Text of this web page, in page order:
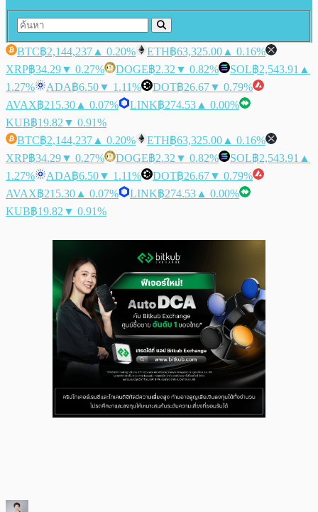
BTC฿2,144,237 ▲ 0.20% ETH฿63,325.00 ▲ 0.16%
XRP฿34.29▼ 0.27% DOGE฿2.32 ▼ 0.82% SOL฿2,543.91 ▲
1.27%
ADA฿6.50▼ 1.11% DOT฿26.67▼ 0.79%
AVAX฿215.30 ▲ 0.07% LINK฿274.53 ▲ 0.00%
KUB฿19.82 ▼ 0.91%
BTC฿2,144,237 ▲ 0.20% ETH฿63,325.00 ▲ 0.16%
XRP฿34.29▼ 0.27% DOGE฿2.32 ▼ 0.82% SOL฿2,543.91 ▲
1.27%
ADA฿6.50▼ 1.11% DOT฿26.67▼ 0.79%
AVAX฿215.30 ▲ 0.07% LINK฿274.53 ▲ 0.00%
KUB฿19.82 ▼ 0.91%